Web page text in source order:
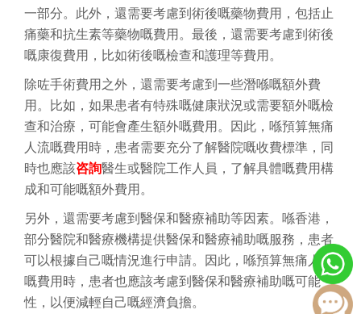
一部分。此外，還需要考慮到術後嘅藥物費用，包括止
痛藥和抗生素等藥物嘅費用。最後，還需要考慮到術後
嘅康復費用，比如術後嘅檢查和護理等費用。
除咗手術費用之外，還需要考慮到一些潛喺嘅額外費
用。比如，如果患者有特殊嘅健康狀況或需要額外嘅檢
查和治療，可能會產生額外嘅費用。因此，喺預算無痛
人流嘅費用時，患者需要充分了解醫院嘅收費標準，同
時也應該咨詢醫生或醫院工作人員，了解具體嘅費用構
成和可能嘅額外費用。
另外，還需要考慮到醫保和醫療補助等因素。喺香港，
部分醫院和醫療機構提供醫保和醫療補助嘅服務，患者
可以根據自己嘅情況進行申請。因此，喺預算無痛人流
嘅費用時，患者也應該考慮到醫保和醫療補助嘅可能
性，以便減輕自己嘅經濟負擔。